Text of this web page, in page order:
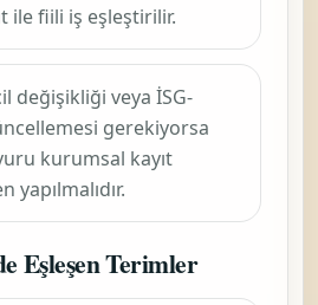
ile fiili iş eşleştirilir.
değişikliği veya İSG-
gerekiyorsa
kurumsal kayıt
yapılmalıdır.
Eşleşen Terimler